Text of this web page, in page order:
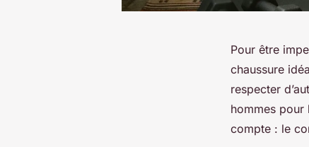
Pour être
chaussure
respecter
hommes pour
compte : le